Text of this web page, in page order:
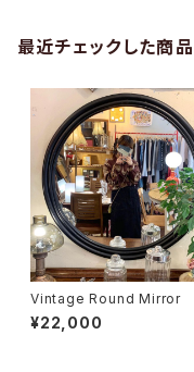
最近チェックした商品
Vintage Round Mirror
¥22,000